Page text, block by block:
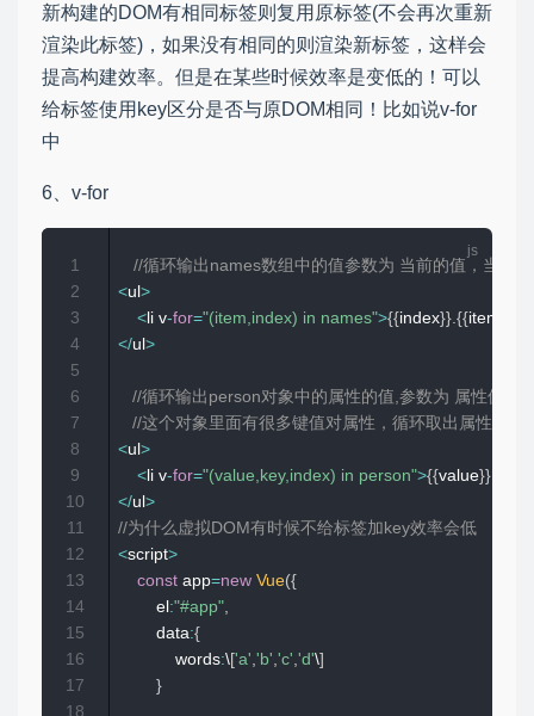
新构建的DOM有相同标签则复用原标签(不会再次重新
渲染此标签)，如果没有相同的则渲染新标签，这样会
提高构建效率。但是在某些时候效率是变低的！可以
给标签使用key区分是否与原DOM相同！比如说v-for
中
6、v-for
//循环输出names数组中的值参数为 当前的值，当前
<ul >
< li v-for="(item,index) in names">{{index}}.{{item
</ul >
//循环输出person对象中的属性的值,参数为 属性值，
//这个对象里面有很多键值对属性，循环取出属性
<ul >
< li v-for="(value,key,index) in person">{{value}}
</ul >
//为什么虚拟DOM有时候不给标签加key效率会低
<script>
const app=new Vue({
        el
:"#app",
        data
:{
            words
:\['a','b','c','d'\]
}
1
2
3
4
5
6
7
8
9
10
11
12
13
14
15
16
17
18